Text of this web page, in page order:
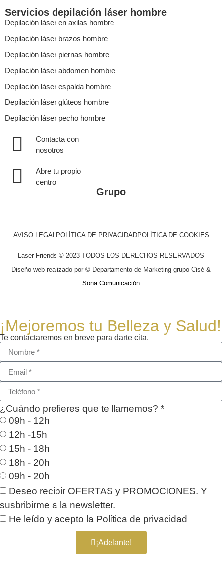
Servicios depilación láser hombre
Depilación láser en axilas hombre
Depilación láser brazos hombre
Depilación láser piernas hombre
Depilación láser abdomen hombre
Depilación láser espalda hombre
Depilación láser glúteos hombre
Depilación láser pecho hombre
Contacta con
nosotros
Abre tu propio
centro
Grupo
AVISO LEGALPOLÍTICA DE PRIVACIDADPOLÍTICA DE COOKIES
Laser Friends © 2023 TODOS LOS DERECHOS RESERVADOS
Diseño web realizado por © Departamento de Marketing grupo Cisé &
Sona Comunicación
¡Mejoremos tu Belleza y Salud!
Te contactaremos en breve para darte cita.
¿Cuándo prefieres que te llamemos? *
09h - 12h
12h -15h
15h - 18h
18h - 20h
09h - 20h
Deseo recibir OFERTAS y PROMOCIONES. Y
susbribirme a la newsletter.
He leído y acepto la Política de privacidad
¡Adelante!